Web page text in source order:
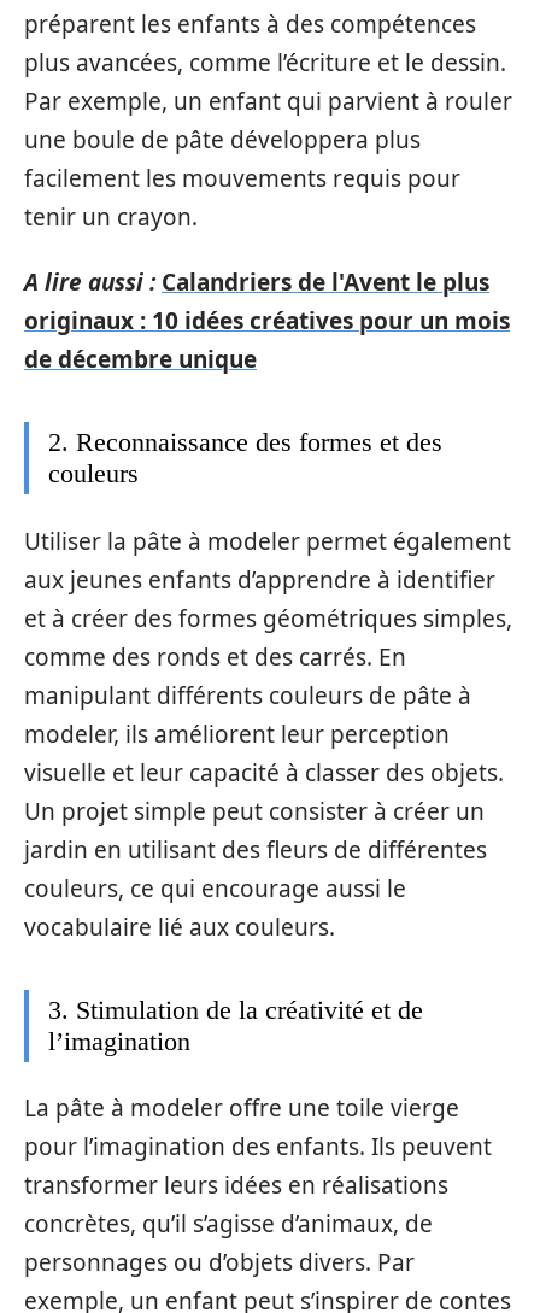
préparent les enfants à des compétences
plus avancées, comme l’écriture et le dessin.
Par exemple, un enfant qui parvient à rouler
une boule de pâte développera plus
facilement les mouvements requis pour
tenir un crayon.
A lire aussi : Calandriers de l'Avent le plus
originaux : 10 idées créatives pour un mois
de décembre unique
2. Reconnaissance des formes et des
couleurs
Utiliser la pâte à modeler permet également
aux jeunes enfants d’apprendre à identifier
et à créer des formes géométriques simples,
comme des ronds et des carrés. En
manipulant différents couleurs de pâte à
modeler, ils améliorent leur perception
visuelle et leur capacité à classer des objets.
Un projet simple peut consister à créer un
jardin en utilisant des fleurs de différentes
couleurs, ce qui encourage aussi le
vocabulaire lié aux couleurs.
3. Stimulation de la créativité et de
l’imagination
La pâte à modeler offre une toile vierge
pour l’imagination des enfants. Ils peuvent
transformer leurs idées en réalisations
concrètes, qu’il s’agisse d’animaux, de
personnages ou d’objets divers. Par
exemple, un enfant peut s’inspirer de contes